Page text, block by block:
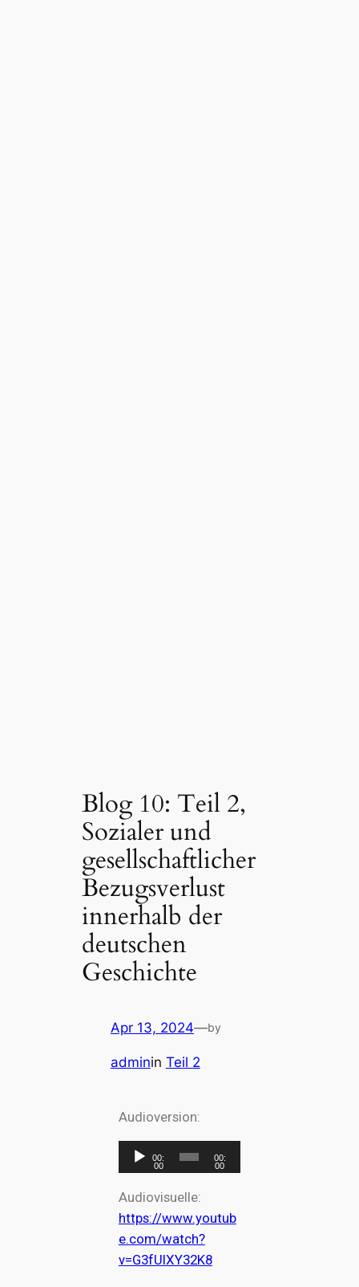
Blog 10: Teil 2,
Sozialer und
gesellschaftlicher
Bezugsverlust
innerhalb der
deutschen
Geschichte
Apr 13, 2024—by
adminin Teil 2
Audioversion:
u
d
i
o
P
00:
00
00:
00
Audiovisuelle:
https://www.youtub
e.com/watch?
v=G3fUIXY32K8